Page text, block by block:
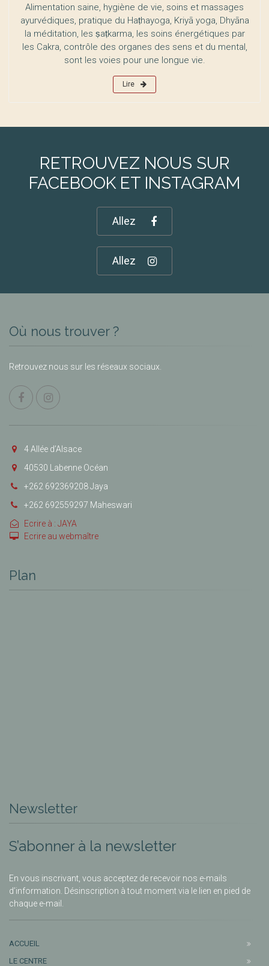
Alimentation saine, hygiène de vie, soins et massages
ayurvédiques, pratique du Haṭhayoga, Kriyā yoga, Dhyāna
la méditation, les ṣaṭkarma, les soins énergétiques par
les Cakra, contrôle des organes des sens et du mental,
sont les voies pour une longue vie.
Lire
RETROUVEZ NOUS SUR
FACEBOOK ET INSTAGRAM
Allez
Allez
Où nous trouver ?
Retrouvez nous sur les réseaux sociaux.
4 Allée d’Alsace
40530 Labenne Océan
+262 692369208 Jaya
+262 692559297 Maheswari
Ecrire à : JAYA
Ecrire au webmaître
Plan
Newsletter
S’abonner à la newsletter
En vous inscrivant, vous acceptez de recevoir nos e-mails
d’information. Désinscription à tout moment via le lien en pied de
chaque e-mail.
ACCUEIL
LE CENTRE